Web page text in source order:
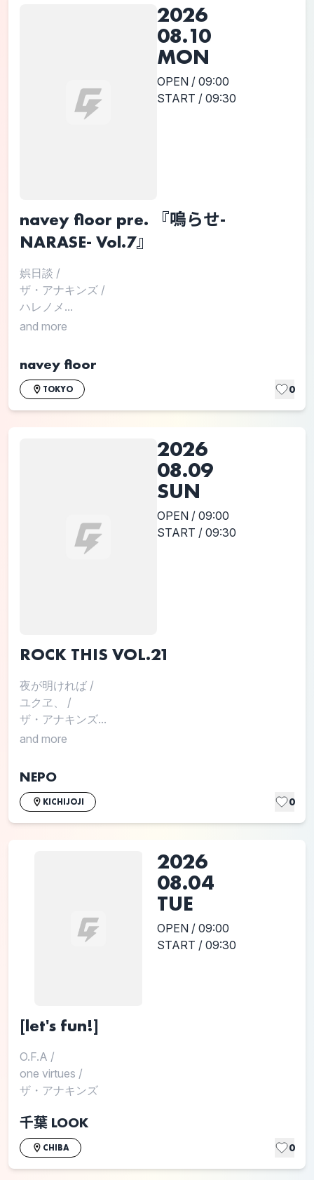
2026
08.10
MON
OPEN / 09:00
START / 09:30
navey floor pre. 『鳴らせ-
NARASE- Vol.7』
娯日談 /
ザ・アナキンズ /
ハレノメ...
and more
navey floor
TOKYO 0
2026
08.09
SUN
OPEN / 09:00
START / 09:30
ROCK THIS VOL.21
夜が明ければ /
ユクヱ、 /
ザ・アナキンズ...
and more
NEPO
KICHIJOJI 0
2026
08.04
TUE
OPEN / 09:00
START / 09:30
[let's fun!]
O.F.A /
one virtues /
ザ・アナキンズ
千葉 LOOK
CHIBA 0